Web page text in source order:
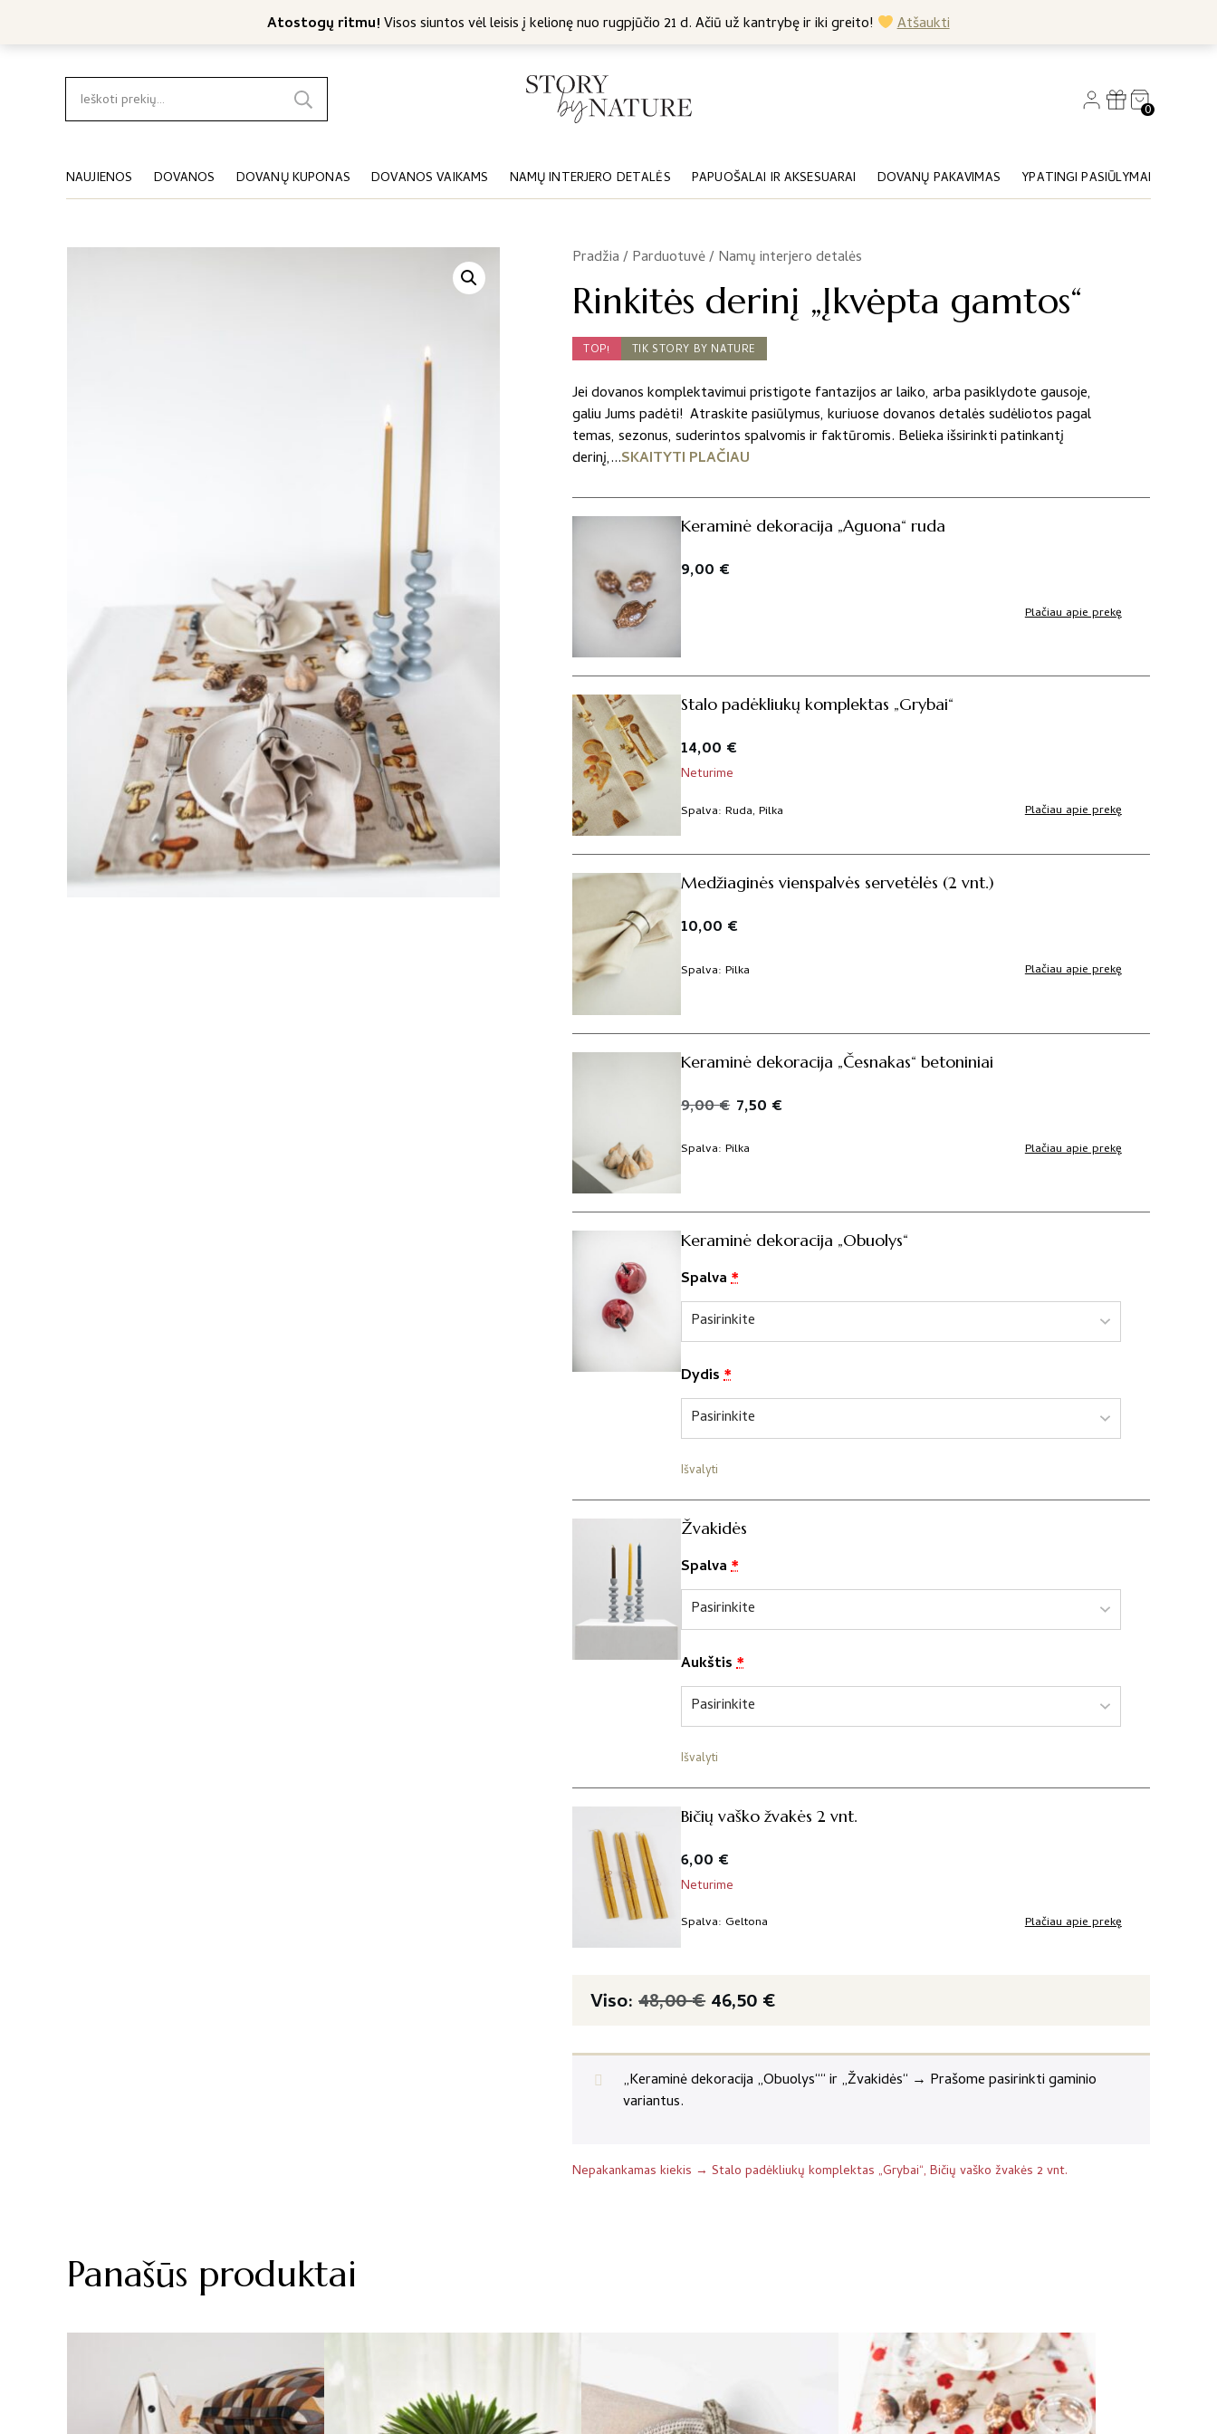
Atostogų ritmu!Visos siuntos vėl leisis į kelionę nuo rugpjūčio 21 d. Ačiū už kantrybę ir iki greito! Atšaukti
Nemokamas siuntimas nuo 45 Eur
Ieškoti:
0
NAUJIENOS DOVANOS DOVANŲ KUPONAS DOVANOS VAIKAMS NAMŲ INTERJERO DETALĖS PAPUOŠALAI IR AKSESUARAI DOVANŲ PAKAVIMAS YPATINGI PASIŪLYMAI
Pradžia/Parduotuvė/Namų interjero detalės
/
Rinkitės derinį „Įkvėpta gamtos“
TOP! TIK STORY BY NATURE
Jei dovanos komplektavimui pristigote fantazijos ar laiko, arba pasiklydote gausoje,
galiu Jums padėti! Atraskite pasiūlymus, kuriuose dovanos detalės sudėliotos pagal
temas, sezonus, suderintos spalvomis ir faktūromis. Belieka išsirinkti patinkantį
derinį,...SKAITYTI PLAČIAU
Keraminė dekoracija „Aguona“ ruda
9,00 €
Plačiau apie prekę
Stalo padėkliukų komplektas „Grybai“
14,00 €
Neturime
Spalva Ruda, Pilka Plačiau apie prekę
Medžiaginės vienspalvės servetėlės (2 vnt.)
10,00 €
Spalva Pilka Plačiau apie prekę
Keraminė dekoracija „Česnakas“ betoniniai
9,00€ Original
was:
7,50 €
Spalva Pilka Plačiau apie prekę
Keraminė dekoracija „Obuolys“
Spalva*
Dydis*
Išvalyti
Žvakidės
Spalva*
Aukštis*
Išvalyti
Bičių vaško žvakės 2 vnt.
6,00 €
Neturime
Spalva Geltona Plačiau apie prekę
48,00€46,50€
„Keraminė dekoracija „Obuolys““ ir „Žvakidės“ → Prašome pasirinkti gaminio
variantus.
Nepakankamas kiekis → Stalo padėkliukų komplektas „Grybai“, Bičių vaško žvakės 2 vnt.
Panašūs produktai